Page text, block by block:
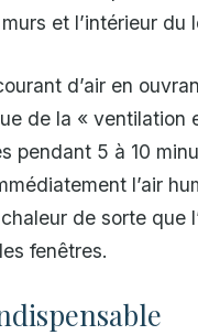
et l’intérieur du
d’air en
de la « ventilation
pendant 5 à 10
l’air
de sorte que
fenêtres.